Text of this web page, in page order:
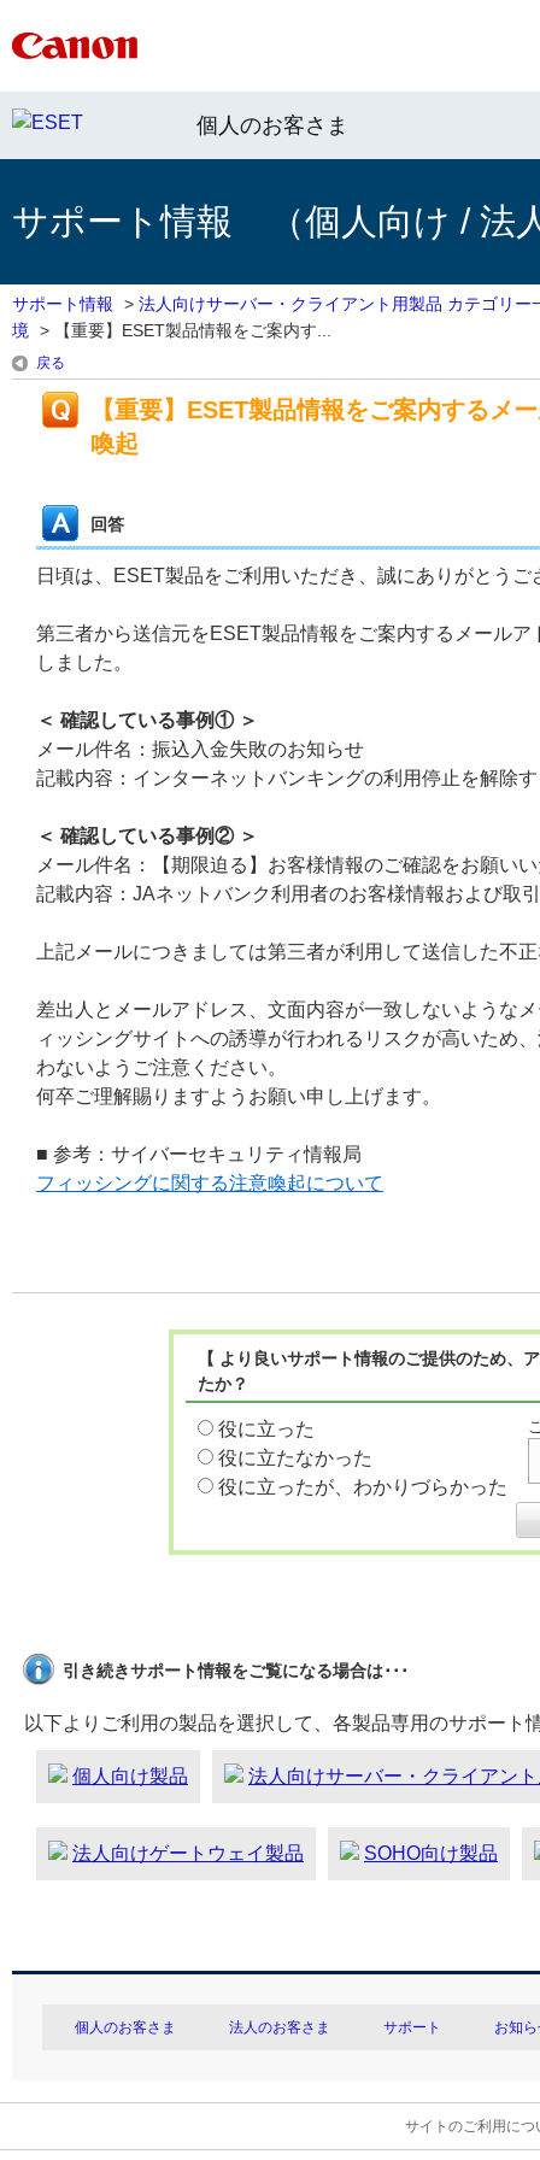
個人のお客さま
サポート情報 （個人向け / 法
サポート情報 > 法人向けサーバー・クライアント用製品 カテゴリー
境
> 【重要】ESET製品情報をご案内す...
戻る
【重要】ESET製品情報をご案内するメ
喚起
回答
日頃は、ESET製品をご利用いただき、誠にありがとうご
第三者から送信元をESET製品情報をご案内するメール
しました。
＜ 確認している事例① ＞
メール件名：振込入金失敗のお知らせ
記載内容：インターネットバンキングの利用停止を解除
＜ 確認している事例② ＞
メール件名：【期限迫る】お客様情報のご確認をお願い
記載内容：JAネットバンク利用者のお客様情報および取
上記メールにつきましては第三者が利用して送信した不
差出人とメールアドレス、文面内容が一致しないような
ィッシングサイトへの誘導が行われるリスクが高いため
わないようご注意ください。
何卒ご理解賜りますようお願い申し上げます。
■ 参考：サイバーセキュリティ情報局
フィッシングに関する注意喚起について
【 より良いサポート情報のご提供のため
たか？
役に立った
役に立たなかった
役に立ったが、わかりづらかった
引き続きサポート情報をご覧になる場合は･･･
以下よりご利用の製品を選択して、各製品専用のサポート
個人向け製品 法人向けサーバー・クライアン
法人向けゲートウェイ製品 SOHO向け製品
個人のお客さま 法人のお客さま サポート お知
サイトのご利用につ